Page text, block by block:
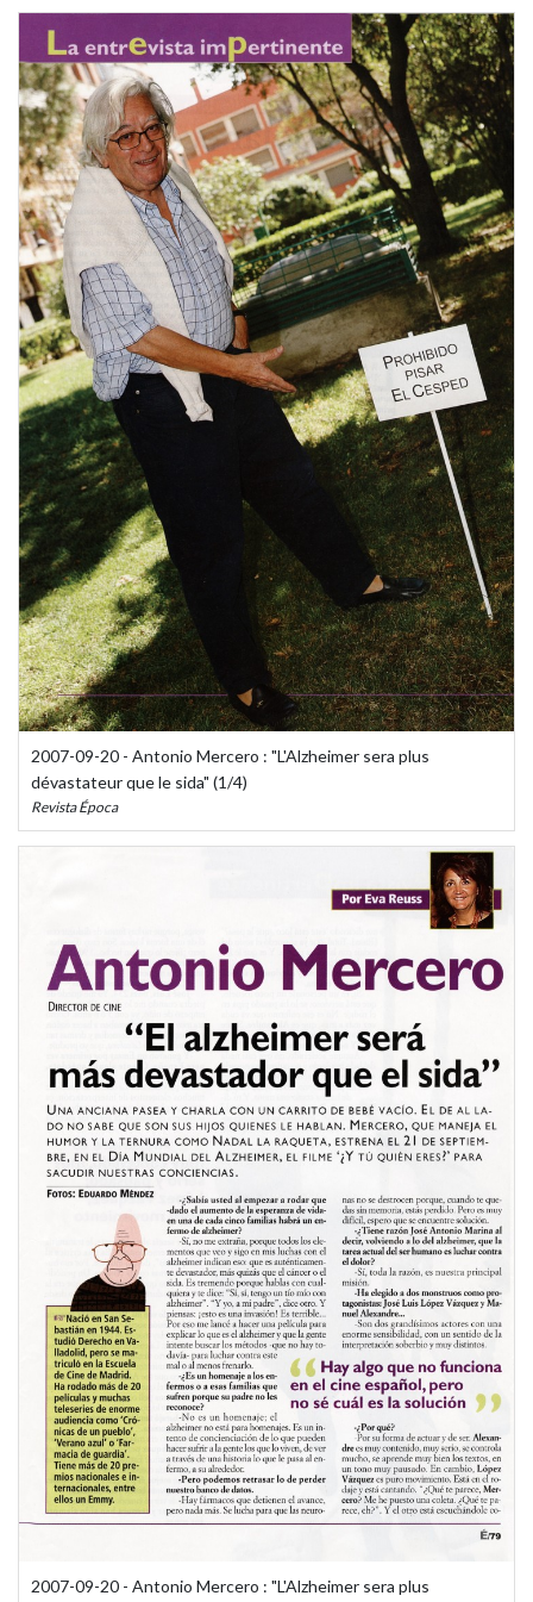
2007-09-20 - Antonio Mercero : "L'Alzheimer sera plus
dévastateur que le sida" (1/4)
Revista Época
2007-09-20 - Antonio Mercero : "L'Alzheimer sera plus